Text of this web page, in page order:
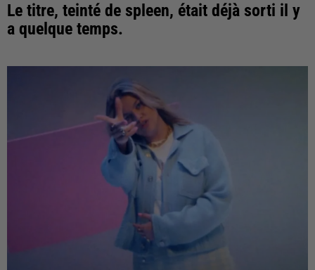
Le titre, teinté de spleen, était déjà sorti il y
a quelque temps.